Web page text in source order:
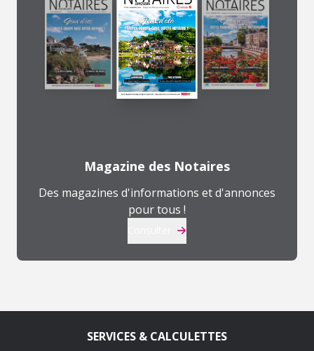
Magazine des Notaires
Des magazines d'informations et d'annonces
pour tous !
SERVICES & CALCULETTES